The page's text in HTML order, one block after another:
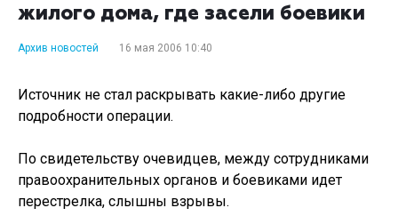
жилого дома, где засели боевики
Архив новостей 16 мая 2006 10:40
Источник не стал раскрывать какие-либо другие
подробности операции.
По свидетельству очевидцев, между сотрудниками
правоохранительных органов и боевиками идет
перестрелка, слышны взрывы.